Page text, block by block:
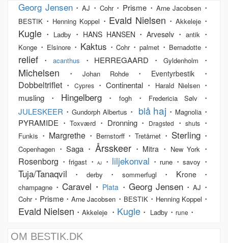
Georg Jensen・AJ ・ Cohr・Prisme・ Arne Jacobsen ・
BESTIK ・ Henning Koppel ・ Evald Nielsen ・Akkeleje ・
Kugle ・ Ladby ・ HANS HANSEN ・Arvesølv ・antik ・
Konge ・ Elsinore・ Kaktus ・Cohr・palmet ・ Bernadotte ・
relief ・ acanthus ・HERREGAARD・Gyldenholm ・
Michelsen ・ Johan Rohde・ Eventyrbestik ・
Dobbeltriflet ・ Cypres・Continental・ Harald Nielsen・
musling・ Hingelberg ・ fogh・ Fredericia Sølv・
JULESKEER ・ Gundorph Albertus ・ blå haj ・ Magnolia ・
PYRAMIDE・Toxværd ・Dronning・ Dragsted ・shuts ・
Funkis ・ Margrethe・ Bernstorff・Tretårnet ・ Sterling ・
Copenhagen ・Saga・ Årsskeer・ Mitra ・ New York ・
Rosenborg ・frigast ・AJ ・ liljekonval ・ rune ・savoy ・
Tuja/Tanaqvil ・ derby ・ sommerfugl ・ Krone・
champagne ・Caravel・ Plata ・ Georg Jensen・ AJ ・
Cohr・Prisme・Arne Jacobsen ・ BESTIK・ Henning Koppel ・
Evald Nielsen ・ Akkeleje ・ Kugle ・ Ladby ・ rune ・
OM BESTIK.DK